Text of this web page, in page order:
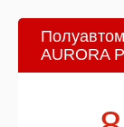
AURORA